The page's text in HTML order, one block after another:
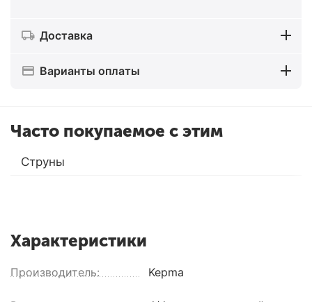
Доставка
Варианты оплаты
Часто покупаемое с этим
Струны
Характеристики
Производитель: Kepma